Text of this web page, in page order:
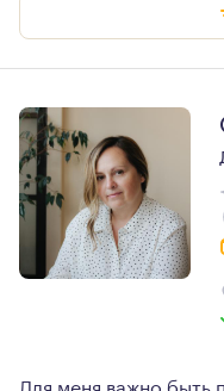
Для меня важно